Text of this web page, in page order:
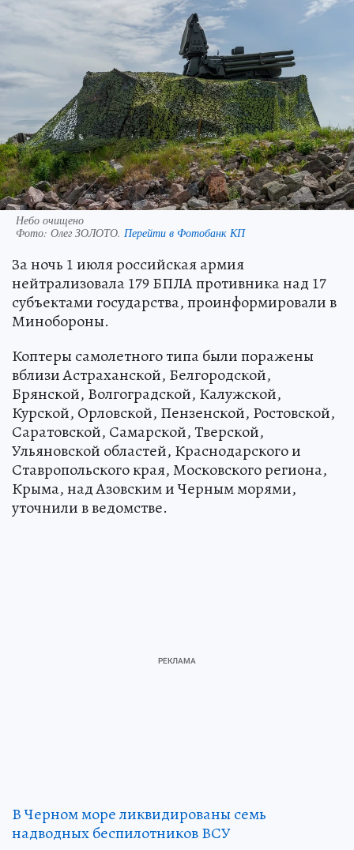
Небо очищено
Фото: Олег ЗОЛОТО. Перейти в Фотобанк КП
За ночь 1 июля российская армия
нейтрализовала 179 БПЛА противника над 17
субъектами государства, проинформировали в
Минобороны.
Коптеры самолетного типа были поражены
вблизи Астраханской, Белгородской,
Брянской, Волгоградской, Калужской,
Курской, Орловской, Пензенской, Ростовской,
Саратовской, Самарской, Тверской,
Ульяновской областей, Краснодарского и
Ставропольского края, Московского региона,
Крыма, над Азовским и Черным морями,
уточнили в ведомстве.
В Черном море ликвидированы семь
надводных беспилотников ВСУ